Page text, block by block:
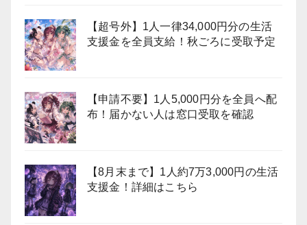
【超号外】1人一律34,000円分の生活
支援金を全員支給！秋ごろに受取予定
【申請不要】1人5,000円分を全員へ配
布！届かない人は窓口受取を確認
【8月末まで】1人約7万3,000円の生活
支援金！詳細はこちら